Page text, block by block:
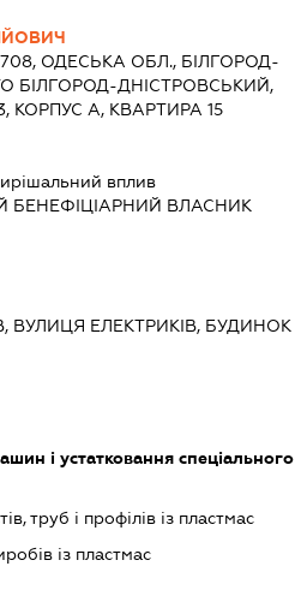
ОДЕСЬКА ОБЛ., БІЛГОРОД-
БІЛГОРОД-ДНІСТРОВСЬКИЙ,
КОРПУС А, КВАРТИРА 15
вплив
БЕНЕФІЦІАРНИЙ ВЛАСНИК
ВУЛИЦЯ ЕЛЕКТРИКІВ, БУДИНОК
і устатковання спеціального
труб і профілів із пластмас
із пластмас